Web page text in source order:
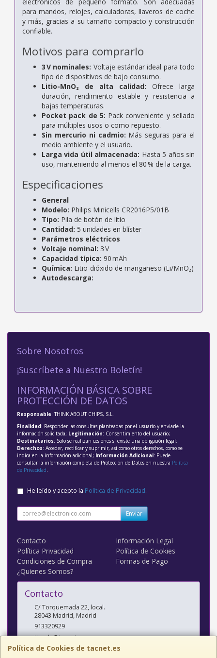
para mandos, relojes, calculadoras, llaveros de coche
y más, gracias a su tamaño compacto y construcción
confiable.
Motivos para comprarlo
3 V nominales: Voltaje estándar ideal para todo
tipo de dispositivos de bajo consumo.
Litio-MnO₂ de alta calidad: Ofrece larga
duración, rendimiento estable y resistencia a
bajas temperaturas.
Pocket pack de 5: Pack conveniente y sellado
para múltiples usos o como repuesto.
Sin mercurio ni cadmio: Más seguras para el
medio ambiente y el usuario.
Larga vida útil almacenada: Hasta 5 años sin
uso, manteniendo al menos el 80 % de la carga.
Especificaciones
General
Modelo: Philips Minicells CR2016P5/01B
Tipo: Pila de botón de litio
Cantidad: 5 unidades en blíster
Parámetros eléctricos
Voltaje nominal: 3 V
Capacidad típica: 90 mAh
Química: Litio‑dióxido de manganeso (Li/MnO₂)
Autodescarga:
Política de Cookies de tacnet.es
Sobre Nosotros
¡Suscríbete a Nuestro Boletín!
INFORMACIÓN BÁSICA SOBRE
PROTECCIÓN DE DATOS
Responsable: THINK ABOUT CHIPS, S.L.
Finalidad: Responder las consultas planteadas por el usuario y enviarle la
información solicitada; Legitimación: Consentimiento del usuario;
Destinatarios: Solo se realizan cesiones si existe una obligación legal;
Derechos: Acceder, rectificar y suprimir, así como otros derechos, como se
indica en la información adicional; Información Adicional: Puede
consultar la información completa de Protección de Datos en nuestra Política
de Privacidad
He leído y acepto la Política de Privacidad.
Enviar
Contacto
Información Legal
Política Privacidad
Política de Cookies
Condiciones de Compra
Formas de Pago
¿Quienes Somos?
Contacto
C/ Torquemada 22, local.
28043 Madrid,Madrid
913320929
tienda@tacnet.es